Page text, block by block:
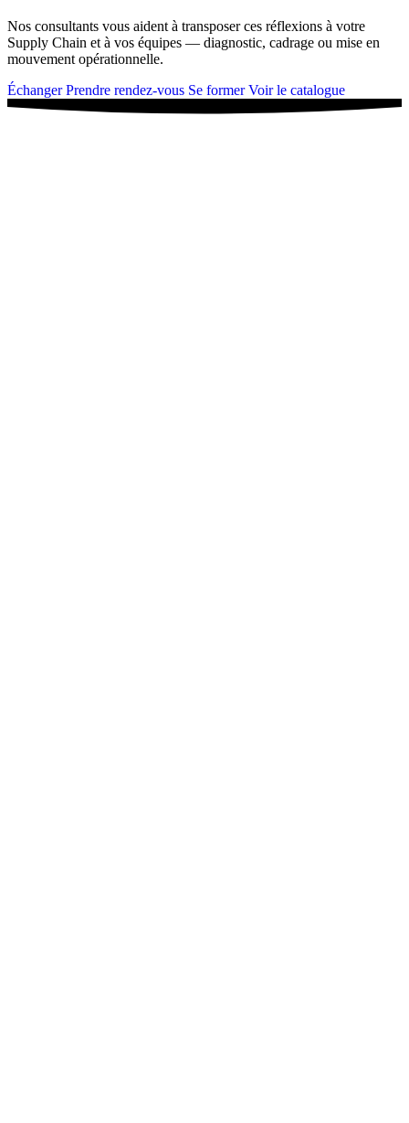
Nos consultants vous aident à transposer ces réflexions à votre
Supply Chain et à vos équipes — diagnostic, cadrage ou mise en
mouvement opérationnelle.
Échanger Prendre rendez-vous Se former Voir le catalogue